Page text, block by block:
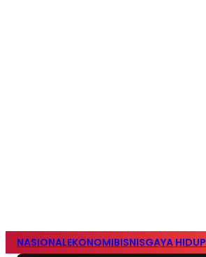
NASIONALEKONOMIBISNISGAYA HIDUP